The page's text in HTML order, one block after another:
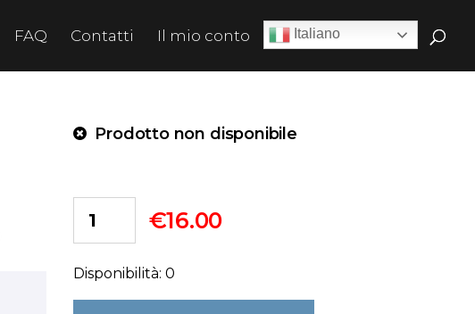
FAQ Contatti Il mio conto
Prodotto non disponibile
€16.00
Disponibilità: 0
Italiano